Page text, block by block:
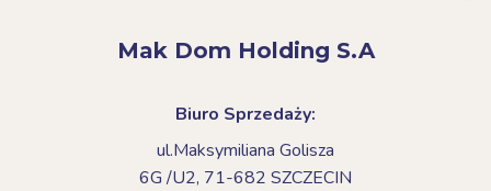
Mak Dom Holding S.A
Biuro Sprzedaży:
ul.Maksymiliana Golisza
6G /U2, 71-682 SZCZECIN